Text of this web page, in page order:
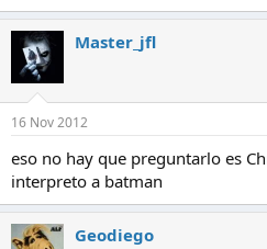
Master_jfl
16 Nov 2012
eso no hay que preguntarlo es
interpreto a batman
Geodiego